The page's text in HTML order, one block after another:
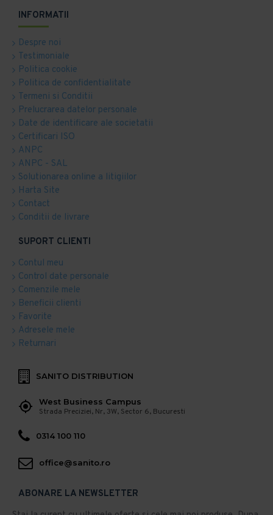
INFORMATII
Despre noi
Testimoniale
Politica cookie
Politica de confidentialitate
Termeni si Conditii
Prelucrarea datelor personale
Date de identificare ale societatii
Certificari ISO
ANPC
ANPC - SAL
Solutionarea online a litigiilor
Harta Site
Contact
Conditii de livrare
SUPORT CLIENTI
Contul meu
Control date personale
Comenzile mele
Beneficii clienti
Favorite
Adresele mele
Returnari
SANITO DISTRIBUTION
West Business Campus
Strada Preciziei, Nr, 3W, Sector 6, Bucuresti
0314 100 110
office@sanito.ro
ABONARE LA NEWSLETTER